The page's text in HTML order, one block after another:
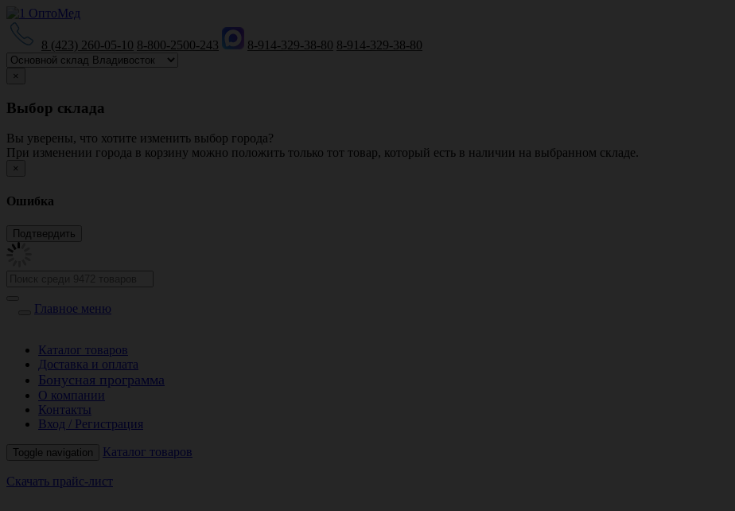
8 (423) 260-05-10 8-800-2500-243 8-914-329-38-80 8-914-329-38-80
×
Выбор склада
Вы уверены, что хотите изменить выбор города?
При изменении города в корзину можно положить только тот товар, который есть в наличии на выбранном складе.
×
Ошибка
Главное меню
Каталог товаров
Доставка и оплата
Бонусная программа
О компании
Контакты
Вход / Регистрация
Toggle navigation Каталог товаров
Скачать прайс-лист